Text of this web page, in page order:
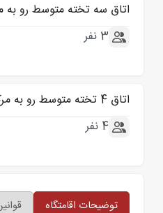
اتاق سه تخته متوسط رو به
3 نفر
اتاق 4 تخته متوسط رو به مرکز شهر
4 نفر
توضیحات اقامتگاه